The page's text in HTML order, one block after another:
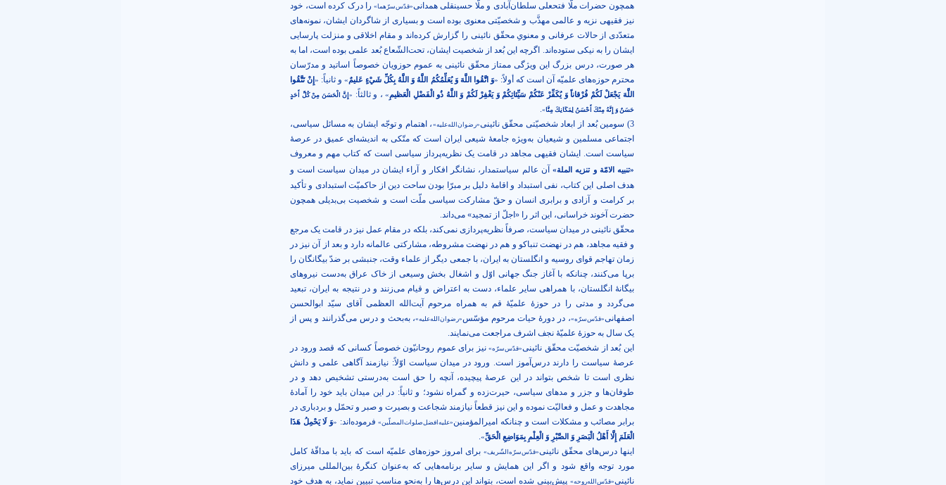
همچون حضرات ملّا فتحعلی سلطان‌‌آبادی و ملّا حسینقلی همدانی«قدّس‌سرّهما» را درک کرده است، خود
نیز فقیهی نزیه و عالمی مهذَّب و شخصیّتی معنوی بوده است و بسیاری از شاگردان ایشان، نمونه‌های
متعدّدی از حالات عرفانی و معنویِ محقّق نائینی را گزارش کرده‌‌اند و مقام اخلاقی و منزلت پارسایی
ایشان را به نیکی ستوده‌‌اند. اگرچه این بُعد از شخصیت ایشان، تحت‌الشّعاع بُعد علمی بوده است، اما به
هر صورت، درس بزرگ این ویژگی ممتاز محقّق نائینی به عموم حوزویان خصوصاً اساتید و مدرّسان
محترم حوزه‌‌های علمیّه آن است که أولاً: «وَ اتَّقُوا اللَّهَ وَ يُعَلِّمُكُمُ‏ اللَّهُ‏ وَ اللَّهُ بِكُلِّ شَيْ‏ءٍ عَليمٌ» و ثانياً: «إِنْ تَتَّقُوا
اللَّهَ يَجْعَلْ لَكُمْ فُرْقاناً وَ يُكَفِّرْ عَنْكُمْ سَيِّئاتِكُمْ وَ يَغْفِرْ لَكُمْ وَ اللَّهُ ذُو الْفَضْلِ الْعَظيمِ»، و ثالثاً: «إِنَّ الْحَسَنَ مِنْ كُلِّ أَحَدٍ
حَسَنٌ وَ إِنَّهُ مِنْكَ أَحْسَنُ لِمَكَانِكَ‏ مِنَّا»
.
3) سومین بُعد از ابعاد شخصیّتی محقّق نائینی
«رضوان‌‌الله‌‌علیه» ، اهتمام و توجّه ایشان به مسائل سیاسی،
اجتماعی مسلمین و شیعیان به‌‌ویژه جامعۀ شیعی ایران است که متّکی به اندیشه‌‌ای عمیق در عرصۀ
سیاست است. ایشان فقیهی مجاهد در قامت یک نظریه‌‌پرداز سیاسی است که کتاب مهم و معروف
«تنبيه الامّة و تنزيه الملة»
آن عالم سیاستمدار، نشانگر افکار و آراء ایشان در میدان سیاست است و
هدف اصلی این کتاب، نفی استبداد و اقامۀ دلیل بر مبرّا بودن ساحت دین از حاکمیّت استبدادی و تأکید
بر کرامت و آزادی و برابری انسان و حقّ مشارکت سیاسی ملّت است و شخصیت بی‌‌بدیلی همچون
حضرت آخوند خراسانی، این اثر را «اجلّ از تمجید» می‌‌داند.
محقّق نائینی در میدان سیاست، صرفاً نظریه‌‌پردازی نمی‌‌کند، بلکه در مقام عمل نیز در قامت یک مرجع
و فقیه مجاهد، هم در نهضت تنباکو و هم در نهضت مشروطه، مشارکتی عالمانه دارد و بعد از آن نیز در
زمان تهاجم قوای روسیه و انگلستان به ایران، با جمعی دیگر از علماء وقت، جنبشی بر ضدّ بیگانگان را
برپا می‌‌کنند، چنانکه با آغاز جنگ جهانی اوّل و اشغال بخش وسیعی از خاک عراق به‌‌دست نیروهای
بیگانۀ انگلستان، با همراهی سایر علماء، دست به اعتراض و قیام می‌‌زنند و در نتیجه به ایران، تبعید
می‌گردد و مدتی را در حوزۀ علمیّۀ قم به همراه مرحوم آیت‌الله العظمی آقای سیّد ابوالحسن
اصفهانی«قدّس‌سرّه»، در دورۀ حیات مرحوم مؤسّس«رضوان‌الله‌علیه»، به‌بحث و درس می‌گذرانند و پس از
یک سال به حوزۀ علمیّۀ نجف اشرف مراجعت می‌نمایند.
این بُعد از شخصیّت محقّق نائینی«قدّس‌سرّه»نیز برای عموم روحانیّون خصوصاً کسانی که قصد ورود در
عرصۀ سیاست را دارند درس‌آموز است. ورود در میدان سیاست اوّلاً: نیازمند آگاهی علمی و دانش
نظری است تا شخص بتواند در این عرصۀ پیچیده، آنچه را حق است به‌درستی تشخیص دهد و در
طوفان‌ها و جزر و مدهای سیاسی، حیرت‌زده و گمراه نشود؛ و ثانیاً: در این میدان باید خود را آمادۀ
مجاهدت و عمل و فعالیّت نموده و این نیز قطعاً نیازمند شجاعت و بصیرت و صبر و تحمّل و بردباری در
برابر مصائب و مشکلات است و چنانکه امیرالمؤمنین«علیه‌‌افضل‌‌صلوات‌‌المصلّین»فرموده‌اند: «وَ لَا يَحْمِلُ‏ هَذَا
الْعَلَمَ إِلَّا أَهْلُ الْبَصَرِ وَ الصَّبْرِ وَ الْعِلْمِ بِمَوَاضِعِ الْحَقِّ»
.
اینها درس‌های محقّق نائینی«قدّس‌سرّه‌الشّریف» برای امروز حوزه‌های علمیّه است که باید با مداقّۀ کامل
مورد توجه واقع شود و اگر این همایش و سایر برنامه‌هایی که به‌عنوان کنگرۀ بین‌المللی میرزای
نائینی«قدّس‌الله‌‌روحه» پیش‌‌بینی شده است، بتواند این درس‌ها را به‌نحو مناسب تبیین نماید، به ‌هدف خود